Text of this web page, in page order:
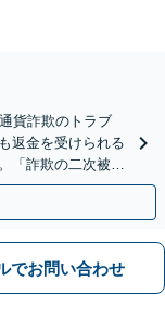
貨詐欺のトラブ
返金を受けられる
「詐欺の二次被
相談可】
でお問い合わせ